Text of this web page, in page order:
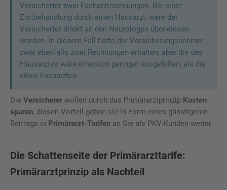
Versicherter zwei Facharztrechnungen. Bei einer
Erstbehandlung durch einen Hausarzt, wäre der
Versicherter direkt an den Neurologen überwiesen
worden. In diesem Fall hätte der Versicherungsnehmer
zwar ebenfalls zwei Rechnungen erhalten, aber die des
Hausarztes wäre erheblich geringer ausgefallen, als die
eines Facharztes.
Die Versicherer wollen durch das Primärarztprinzip Kosten
sparen, diesen Vorteil geben sie in Form eines günstigeren
Beitrags in Primärarzt-Tarifen an Sie als PKV-Kunden weiter.
Die Schattenseite der Primärarzttarife:
Primärarztprinzip als Nachteil